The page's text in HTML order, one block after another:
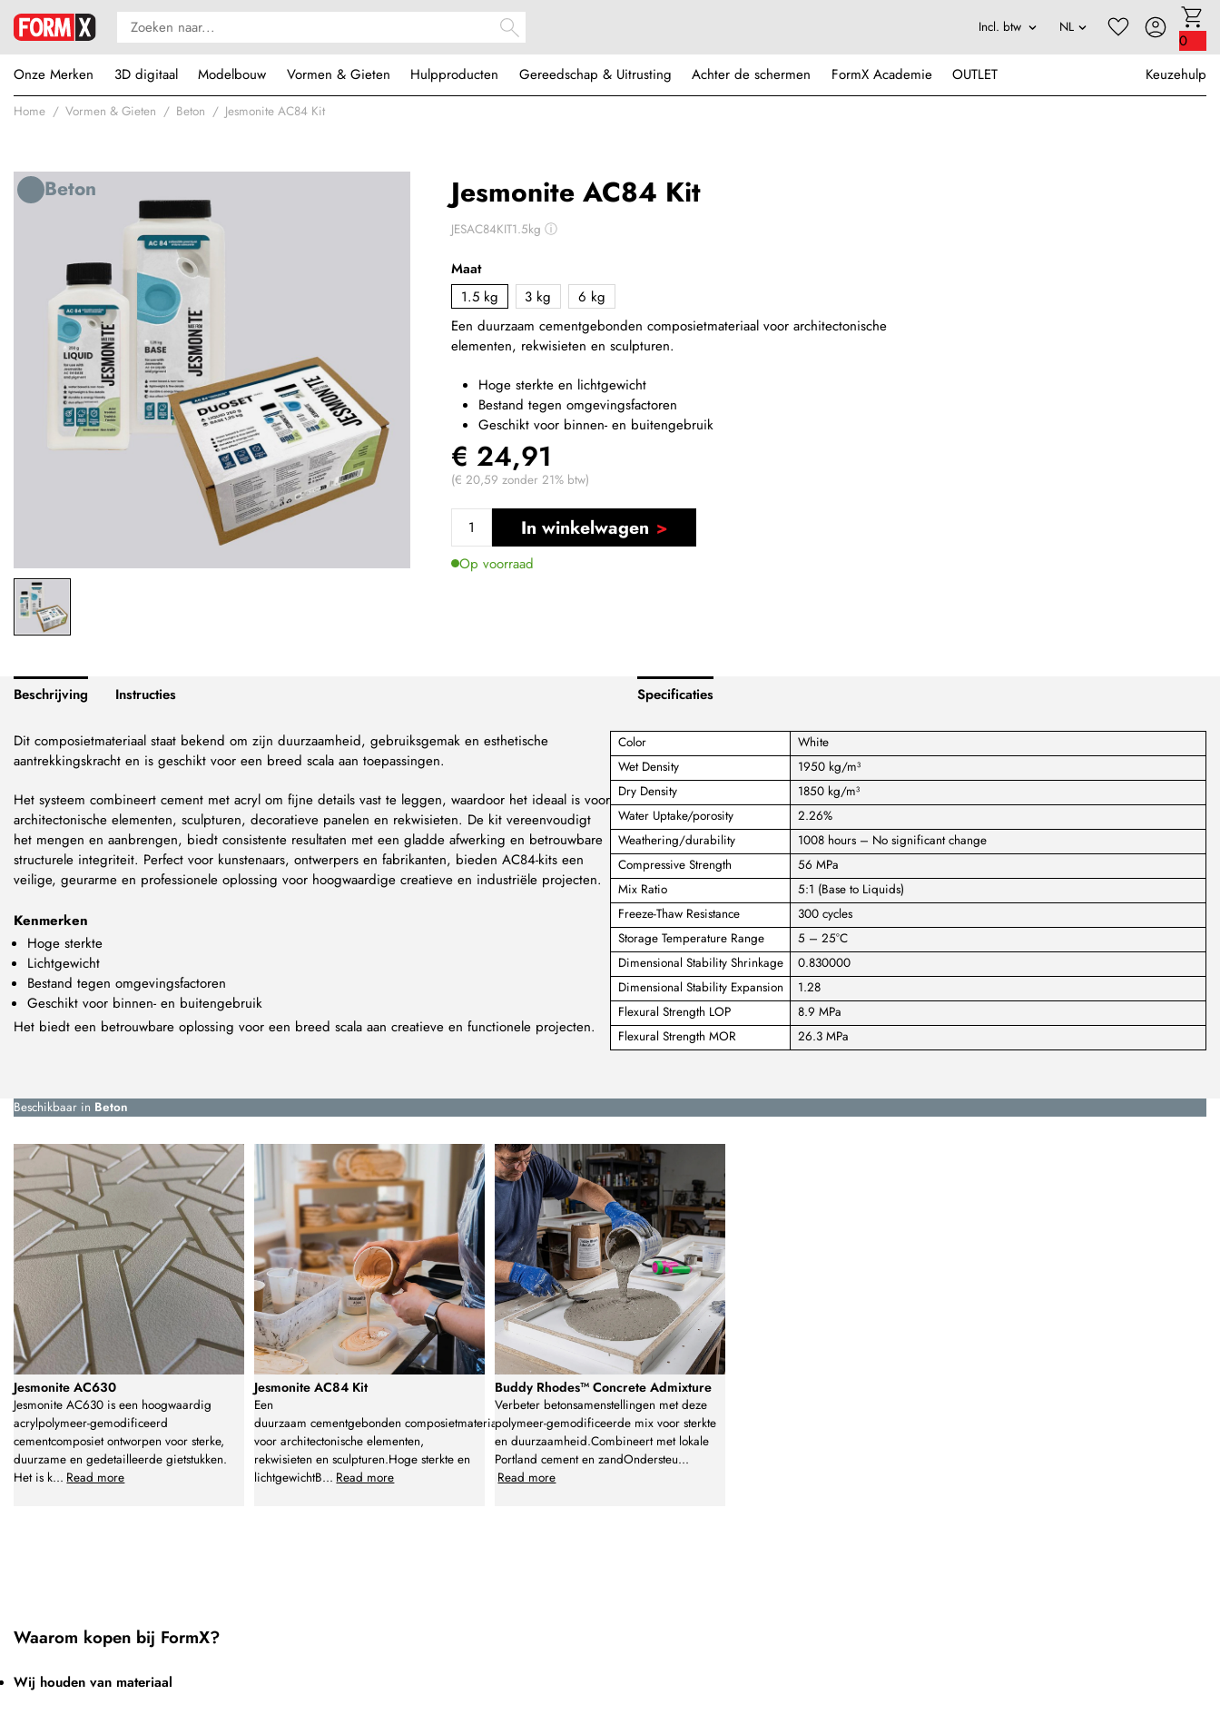
0
Onze Merken
3D digitaal Modelbouw Vormen & Gieten Hulpproducten Gereedschap & Uitrusting Achter de schermen FormX Academie OUTLET Keuzehulp
Home Vormen & Gieten Beton Jesmonite AC84 Kit
Jesmonite AC84 Kit
JESAC84KIT1.5kgⓘ
Beton
Maat
1.5 kg
3 kg
6 kg
Een duurzaamcementgebondencomposietmateriaal voorarchitectonische
elementen, rekwisieten en sculpturen.
Hoge sterkte en lichtgewicht
Bestand tegen omgevingsfactoren
Geschikt voor binnen- en buitengebruik
€ 24,91
(€ 20,59 zonder 21% btw)
In winkelwagen
Op voorraad
Beschrijving Instructies Specificaties
Dit composietmateriaal staat bekend om zijn duurzaamheid, gebruiksgemak en esthetische
aantrekkingskracht en is geschikt voor een breed scala aan toepassingen.
Het systeem combineert cement met acryl om fijne details vast te leggen, waardoor het ideaal is voor
architectonische elementen, sculpturen, decoratieve panelen en rekwisieten. De kit vereenvoudigt
het mengen en aanbrengen, biedt consistente resultaten met een gladde afwerking en betrouwbare
structurele integriteit. Perfect voor kunstenaars, ontwerpers en fabrikanten, bieden AC84-kits een
veilige, geurarme en professionele oplossing voor hoogwaardige creatieve en industriële projecten.
Kenmerken
Hoge sterkte
Lichtgewicht
Bestand tegen omgevingsfactoren
Geschikt voor binnen- en buitengebruik
Het biedt een betrouwbare oplossing voor een breed scala aan creatieve en functionele projecten.
Color
White
Wet Density
1950 kg/m³
Dry Density
1850 kg/m³
Water Uptake/porosity
2.26%
Weathering/durability
1008 hours – No significant change
Compressive Strength
56 MPa
Mix Ratio
5:1 (Base to Liquids)
Freeze-Thaw Resistance
300 cycles
Storage Temperature Range
5 – 25°C
Dimensional Stability Shrinkage
0.830000
Dimensional Stability Expansion
1.28
Flexural Strength LOP
8.9 MPa
Flexural Strength MOR
26.3 MPa
Beschikbaar in Beton
Jesmonite AC630
Jesmonite AC630 is een hoogwaardig
acrylpolymeer-gemodificeerd
cementcomposiet ontworpen voor sterke,
duurzame en gedetailleerde gietstukken.
Het is k... Read more
Jesmonite AC84 Kit
Een
duurzaam cementgebonden composietmateriaal
voor architectonische elementen,
rekwisieten en sculpturen.Hoge sterkte en
lichtgewichtB... Read more
Buddy Rhodes™ Concrete Admixture
Verbeter betonsamenstellingen met deze
polymeer-gemodificeerde mix voor sterkte
en duurzaamheid.Combineert met lokale
Portland cement en zandOndersteu...
Read more
Waarom kopen bij FormX?
Wij houden van materiaal